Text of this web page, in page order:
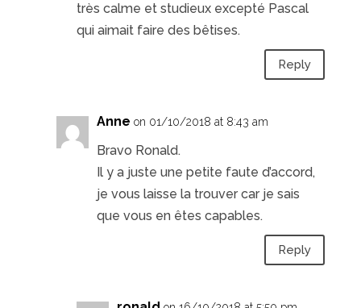
très calme et studieux excepté Pascal
qui aimait faire des bêtises.
Reply
Anne on 01/10/2018 at 8:43 am
Bravo Ronald.
Il y a juste une petite faute d’accord,
je vous laisse la trouver car je sais
que vous en êtes capables.
Reply